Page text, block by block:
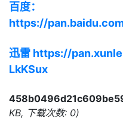
百度：
https://
迅雷 https://
LkKSux
KB, 下载次数: 0)